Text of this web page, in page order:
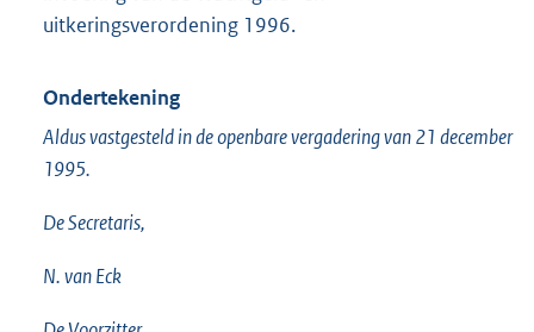
uitkeringsverordening 1996.
Ondertekening
Aldus vastgesteld in de openbare vergadering van 21 december
1995.
De Secretaris,
N. van Eck